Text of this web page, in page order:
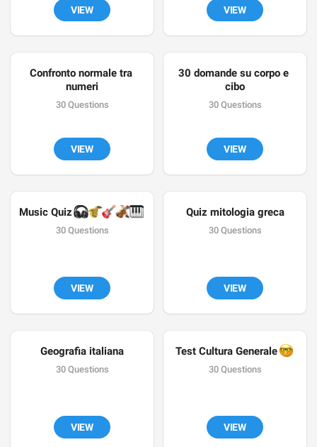
VIEW VIEW
Confronto normale tra
numeri
30 Questions
VIEW
30 domande su corpo e
cibo
30 Questions
VIEW
Music Quiz
🎻
🎹
30 Questions
VIEW
Quiz mitologia greca
30 Questions
VIEW
Geografia italiana
30 Questions
VIEW
Test Cultura Generale
🤓
30 Questions
VIEW